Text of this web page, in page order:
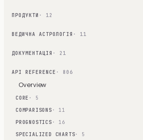
ПРОДУКТИ · 12
ВЕДИЧНА АСТРОЛОГІЯ · 11
ДОКУМЕНТАЦІЯ · 21
API REFERENCE · 806
Overview
CORE · 5
COMPARISONS · 11
PROGNOSTICS · 16
SPECIALIZED CHARTS· 5